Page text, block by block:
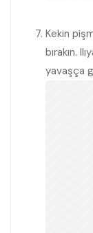
Kekin
bırakın.
yavaşça